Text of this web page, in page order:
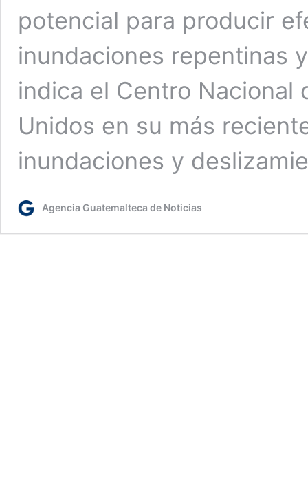
potencial para producir
inundaciones repentinas
indica el Centro Nacional
Unidos en su más
inundaciones y
Agencia Guatemalteca de Noticias